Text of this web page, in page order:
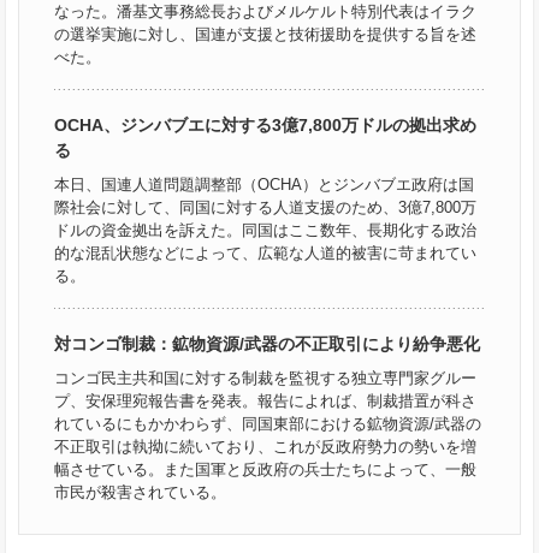
なった。潘基文事務総長およびメルケルト特別代表はイラク
の選挙実施に対し、国連が支援と技術援助を提供する旨を述
べた。
OCHA、ジンバブエに対する3億7,800万ドルの拠出求め
る
本日、国連人道問題調整部（OCHA）とジンバブエ政府は国
際社会に対して、同国に対する人道支援のため、3億7,800万
ドルの資金拠出を訴えた。同国はここ数年、長期化する政治
的な混乱状態などによって、広範な人道的被害に苛まれてい
る。
対コンゴ制裁：鉱物資源/武器の不正取引により紛争悪化
コンゴ民主共和国に対する制裁を監視する独立専門家グルー
プ、安保理宛報告書を発表。報告によれば、制裁措置が科さ
れているにもかかわらず、同国東部における鉱物資源/武器の
不正取引は執拗に続いており、これが反政府勢力の勢いを増
幅させている。また国軍と反政府の兵士たちによって、一般
市民が殺害されている。